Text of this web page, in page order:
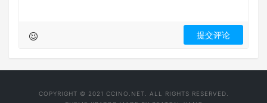
COPYRIGHT © 2021 CCINO.NET. ALL RIGHTS RESERVED.